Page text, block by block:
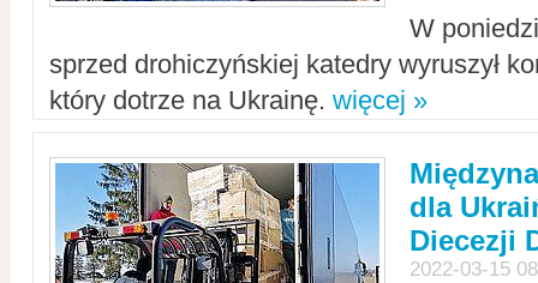
W
sprzed drohiczyńskiej katedry wyruszył
który dotrze na Ukrainę. więcej »
dla
Diecezji
2022-03-15